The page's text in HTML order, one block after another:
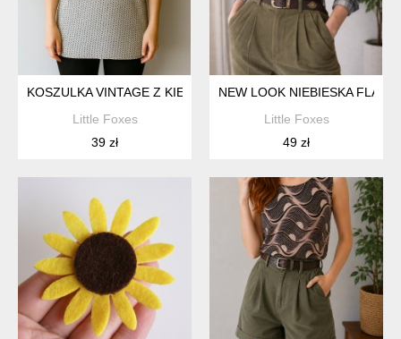
KOSZULKA VINTAGE Z KIESZONKĄ RETRO WZORY UNISEKS
Little Foxes
39 zł
NEW LOOK NIEBIESKA
Little Foxes
49 zł